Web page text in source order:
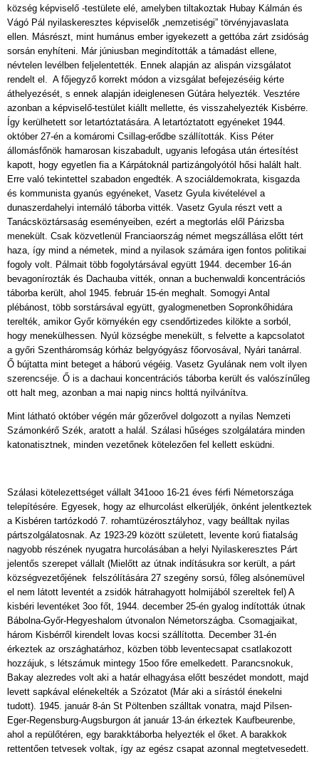
község képviselő -testülete elé, amelyben tiltakoztak Hubay Kálmán és
Vágó Pál nyilaskeresztes képviselők „nemzetiségi” törvényjavaslata
ellen. Másrészt, mint humánus ember igyekezett a gettóba zárt zsidóság
sorsán enyhíteni. Már júniusban megindították a támadást ellene,
névtelen levélben feljelentették. Ennek alapján az alispán vizsgálatot
rendelt el. A főjegyző korrekt módon a vizsgálat befejezéséig kérte
áthelyezését, s ennek alapján ideiglenesen Gútára helyezték. Vesztére
azonban a képviselő-testület kiállt mellette, és visszahelyezték Kisbérre.
Így kerülhetett sor letartóztatására. A letartóztatott egyéneket 1944.
október 27-én a komáromi Csillag-erődbe szállították. Kiss Péter
állomásfőnök hamarosan kiszabadult, ugyanis lefogása után értesítést
kapott, hogy egyetlen fia a Kárpátoknál partizángolyótól hősi halált halt.
Erre való tekintettel szabadon engedték. A szociáldemokrata, kisgazda
és kommunista gyanús egyéneket, Vasetz Gyula kivételével a
dunaszerdahelyi internáló táborba vitték. Vasetz Gyula részt vett a
Tanácsköztársaság eseményeiben, ezért a megtorlás elől Párizsba
menekült. Csak közvetlenül Franciaország német megszállása előtt tért
haza, így mind a németek, mind a nyilasok számára igen fontos politikai
fogoly volt. Pálmait több fogolytársával együtt 1944. december 16-án
bevagonírozták és Dachauba vitték, onnan a buchenwaldi koncentrációs
táborba került, ahol 1945. február 15-én meghalt. Somogyi Antal
plébánost, több sorstársával együtt, gyalogmenetben Sopronkőhidára
terelték, amikor Győr környékén egy csendőrtizedes kilökte a sorból,
hogy menekülhessen. Nyúl községbe menekült, s felvette a kapcsolatot
a győri Szentháromság kórház belgyógyász főorvosával, Nyári tanárral.
Ő bújtatta mint beteget a háború végéig. Vasetz Gyulának nem volt ilyen
szerencséje. Ő is a dachaui koncentrációs táborba került és valószínűleg
ott halt meg, azonban a mai napig nincs holttá nyilvánítva.
Mint látható október végén már gőzerővel dolgozott a nyilas Nemzeti
Számonkérő Szék, aratott a halál. Szálasi hűséges szolgálatára minden
katonatisztnek, minden vezetőnek kötelezően fel kellett esküdni.
Szálasi kötelezettséget vállalt 341ooo 16-21 éves férfi Németországa
telepítésére. Egyesek, hogy az elhurcolást elkerüljék, önként jelentkeztek
a Kisbéren tartózkodó 7. rohamtüzérosztályhoz, vagy beálltak nyilas
pártszolgálatosnak. Az 1923-29 között született, levente korú fiatalság
nagyobb részének nyugatra hurcolásában a helyi Nyilaskeresztes Párt
jelentős szerepet vállalt (Mielőtt az útnak indításukra sor került, a párt
községvezetőjének felszólítására 27 szegény sorsú, főleg alsónemüvel
el nem látott leventét a zsidók hátrahagyott holmijából szereltek fel) A
kisbéri leventéket 3oo főt, 1944. december 25-én gyalog indították útnak
Bábolna-Győr-Hegyeshalom útvonalon Németországba. Csomagjaikat,
három Kisbérről kirendelt lovas kocsi szállította. December 31-én
érkeztek az országhatárhoz, közben több leventecsapat csatlakozott
hozzájuk, s létszámuk mintegy 15oo főre emelkedett. Parancsnokuk,
Bakay alezredes volt aki a határ elhagyása előtt beszédet mondott, majd
levett sapkával elénekelték a Szózatot (Már aki a sírástól énekelni
tudott). 1945. január 8-án St Pöltenben szálltak vonatra, majd Pilsen-
Eger-Regensburg-Augsburgon át január 13-án érkeztek Kaufbeurenbe,
ahol a repülőtéren, egy barakktáborba helyezték el őket. A barakkok
rettentően tetvesek voltak, így az egész csapat azonnal megtetvesedett.